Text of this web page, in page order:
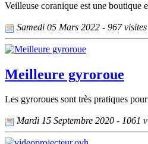
Veilleuse coranique est une boutique
Samedi 05 Mars 2022 - 967 visites
Meilleure gyroroue
Les gyroroues sont très pratiques
Mardi 15 Septembre 2020 - 1061